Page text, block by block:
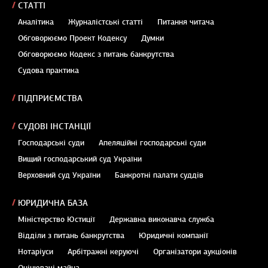
СТАТТІ
Аналітика Журналістські статті
Питання читача
Обговорюємо Проект Кодексу
Думки
Обговорюємо Кодекс з питань банкрутства
Судова практика
ПІДПРИЄМСТВА
СУДОВІ ІНСТАНЦІЇ
Господарські суди
Апеляційні господарські суди
Вищий господарський суд України
Верховний суд України
Банкротні палати суддів
ЮРИДИЧНА БАЗА
Міністерство Юстиції
Державна виконавча служба
Відділи з питань банкрутства
Юридичні компанії
Нотаріуси
Арбітражні керуючі
Організатори аукціонів